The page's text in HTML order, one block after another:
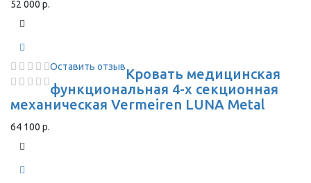
52 000 р.
Оставить отзывКровать медицинская
функциональная 4-х секционная
механическая Vermeiren LUNA Metal
64 100 р.